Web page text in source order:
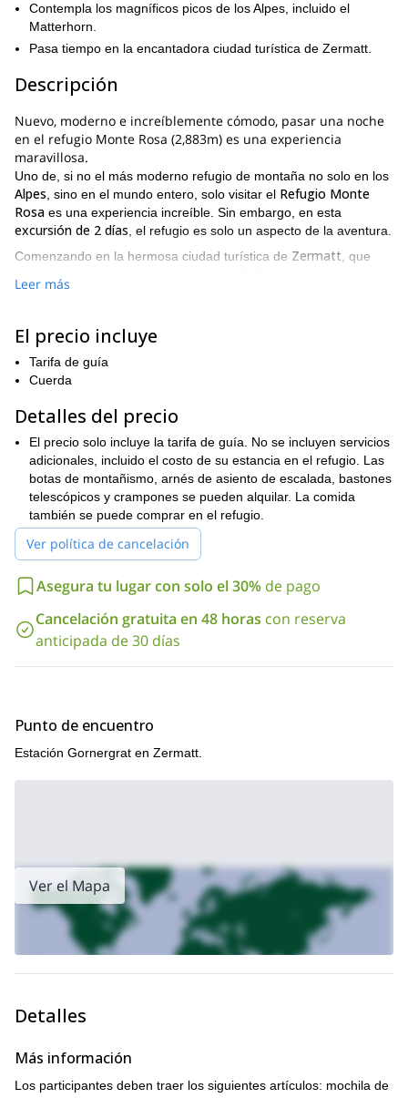
Contempla los magníficos picos de los Alpes, incluido el
Matterhorn.
Pasa tiempo en la encantadora ciudad turística de Zermatt.
Descripción
Nuevo, moderno e increíblemente cómodo, pasar una noche
en el refugio Monte Rosa (2,883m) es una experiencia
maravillosa.
Uno de, si no el más moderno refugio de montaña no solo en los
Alpes , sino en el mundo entero, solo visitar el Refugio Monte
Rosa es una experiencia increíble. Sin embargo, en esta
excursión de 2 días , el refugio es solo un aspecto de la aventura.
Comenzando en la hermosa ciudad turística de Zermatt , que
dirigiremos a la
hasta Rotenboden. Después de haber disfrutado de algunas
vistas excelentes deRotenboden
horas hasta el refugio Monte Rosa
asciendes aproximadamente 300 metros
Una vez que lleguemos al refugio, tendrás tiempo suficiente para
contemplar la belleza de losAlpes. Podrás ver muchos de los
picos más grandes del área, incluido el renombradoMatterhorn
Después de una noche de sueño cómodo y algo de comida
deliciosa, a la mañana siguiente, haremos nuestro camino de
regreso aRotenbodeny luego aZermatt, lo que concluirá la
aventura.
Como resultado de las condiciones del trekking, los participantes
en este viaje deben estar en buena condición física.
montaña más modernos y cómodos del mundo? Entonces
envíame una solicitud, ven a Zermatt y déjame guiarte al
Mettelhorn .
Leer más
El precio incluye
Tarifa de guía
Cuerda
Detalles del precio
El precio solo incluye la tarifa de guía. No se incluyen servicios
adicionales, incluido el costo de su estancia en el refugio. Las
botas de montañismo, arnés de asiento de escalada, bastones
telescópicos y crampones se pueden alquilar. La comida
también se puede comprar en el refugio.
Ver política de cancelación
Asegura tu lugar con solo el 30% de pago
Cancelación gratuita en 48 horas con reserva
anticipada de 30 días
Punto de encuentro
Estación Gornergrat en Zermatt.
Ver el Mapa
Detalles
Más información
Los participantes deben traer los siguientes artículos: mochila de